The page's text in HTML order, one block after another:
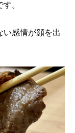
。
い感情が顔を出